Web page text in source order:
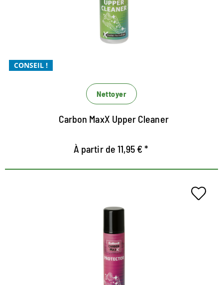
CONSEIL !
Pour un nettoyage en douceur Xtra
Xtra puissant et Xtrem économique
Pour un nettoyage puissant et efficace de tous les
Nettoyer
Carbon MaxX Upper Cleaner
À partir de 11,95 € *
Technologie de membrane
Collonil pour la protection Xtra
Protection Xtra en cas d'humidité